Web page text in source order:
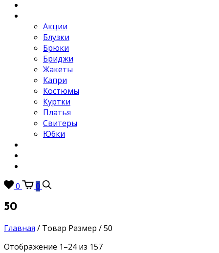
Акции
Блузки
Брюки
Бриджи
Жакеты
Капри
Костюмы
Куртки
Платья
Свитеры
Юбки
0
0
50
Главная / Товар Размер /50
Отображение 1–24 из 157